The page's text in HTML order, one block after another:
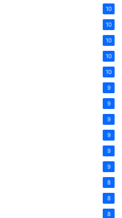
10
10
10
10
10
9
9
9
9
9
9
8
8
8